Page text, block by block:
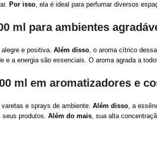
Por isso, ela é ideal para perfumar diversos
ml para ambientes
e positiva. Além disso, o aroma cítrico
e a energia são essenciais. O aroma agrada a
ml em aromatizadores e
e sprays de ambiente. Além disso, a
produtos. Além do mais, sua alta